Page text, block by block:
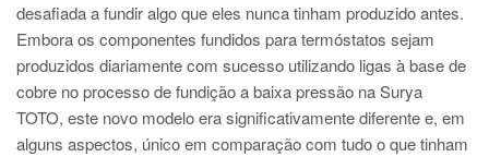
EN
ES
MAGMA Asia Pacific Pte ltd., Singapura
EN
desafiada a fundir algo que eles nunca tinham produzido antes.
Embora os componentes fundidos para termóstatos sejam
produzidos diariamente com sucesso utilizando ligas à base de
cobre no processo de fundição a baixa pressão na Surya
TOTO, este novo modelo era significativamente diferente e, em
alguns aspectos, único em comparação com tudo o que tinham